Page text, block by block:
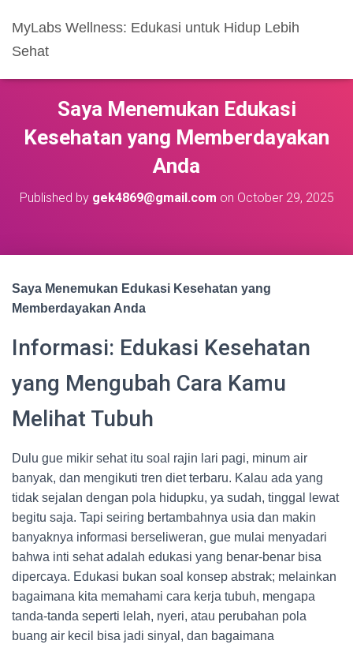
MyLabs Wellness: Edukasi untuk Hidup Lebih
Sehat
Saya Menemukan Edukasi
Kesehatan yang Memberdayakan
Anda
Published by gek4869@gmail.com on October 29, 2025
Saya Menemukan Edukasi Kesehatan yang
Memberdayakan Anda
Informasi: Edukasi Kesehatan
yang Mengubah Cara Kamu
Melihat Tubuh
Dulu gue mikir sehat itu soal rajin lari pagi, minum air
banyak, dan mengikuti tren diet terbaru. Kalau ada yang
tidak sejalan dengan pola hidupku, ya sudah, tinggal lewat
begitu saja. Tapi seiring bertambahnya usia dan makin
banyaknya informasi berseliweran, gue mulai menyadari
bahwa inti sehat adalah edukasi yang benar-benar bisa
dipercaya. Edukasi bukan soal konsep abstrak; melainkan
bagaimana kita memahami cara kerja tubuh, mengapa
tanda-tanda seperti lelah, nyeri, atau perubahan pola
buang air kecil bisa jadi sinyal, dan bagaimana